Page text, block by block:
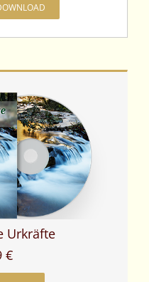
Urkräfte
€